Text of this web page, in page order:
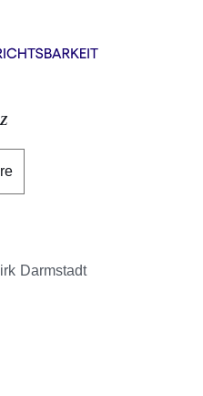
Direkt zum Kopf der
Direkt zum Inhalt
Direkt zum Fuß der
Darmstadt